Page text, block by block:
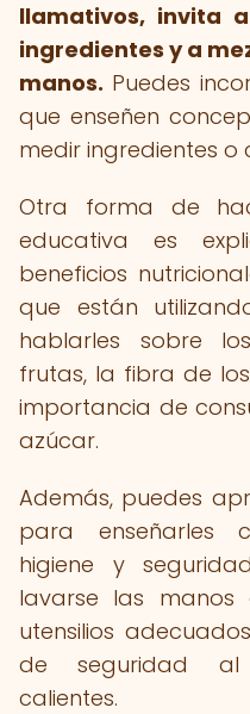
llamativos, invita
ingredientes y a
manos. Puedes
que enseñen
medir ingredientes
Otra forma de
educativa es
beneficios
que están
hablarles sobre
frutas, la fibra de
importancia de
azúcar.
Además, puedes
para enseñarles
higiene y
lavarse las manos
utensilios
de seguridad al
calientes.